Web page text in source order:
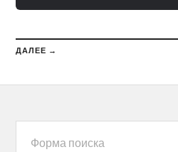
ДАЛЕЕ →